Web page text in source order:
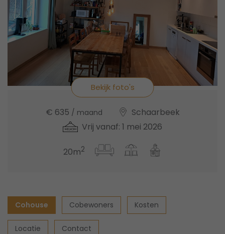
Bekijk foto's
€ 635 / maand
Schaarbeek
Vrij vanaf: 1 mei 2026
20m2
Cohouse Cobewoners Kosten
Locatie Contact